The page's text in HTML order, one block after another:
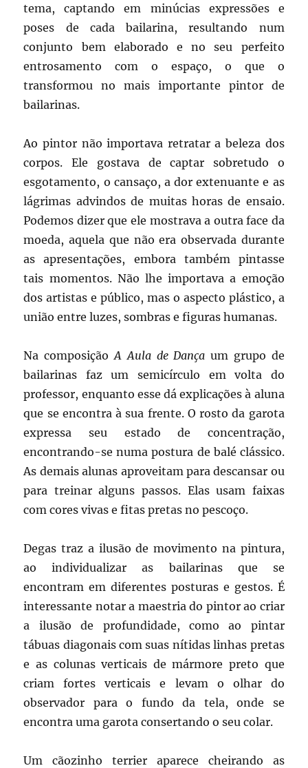
tema, captando em minúcias expressões e
poses de cada bailarina, resultando num
conjunto bem elaborado e no seu perfeito
entrosamento com o espaço, o que o
transformou no mais importante pintor de
bailarinas.
Ao pintor não importava retratar a beleza dos
corpos. Ele gostava de captar sobretudo o
esgotamento, o cansaço, a dor extenuante e as
lágrimas advindos de muitas horas de ensaio.
Podemos dizer que ele mostrava a outra face da
moeda, aquela que não era observada durante
as apresentações, embora também pintasse
tais momentos. Não lhe importava a emoção
dos artistas e público, mas o aspecto plástico, a
união entre luzes, sombras e figuras humanas.
Na composição A Aula de Dança um grupo de
bailarinas faz um semicírculo em volta do
professor, enquanto esse dá explicações à aluna
que se encontra à sua frente. O rosto da garota
expressa seu estado de concentração,
encontrando-se numa postura de balé clássico.
As demais alunas aproveitam para descansar ou
para treinar alguns passos. Elas usam faixas
com cores vivas e fitas pretas no pescoço.
Degas traz a ilusão de movimento na pintura,
ao individualizar as bailarinas que se
encontram em diferentes posturas e gestos. É
interessante notar a maestria do pintor ao criar
a ilusão de profundidade, como ao pintar
tábuas diagonais com suas nítidas linhas pretas
e as colunas verticais de mármore preto que
criam fortes verticais e levam o olhar do
observador para o fundo da tela, onde se
encontra uma garota consertando o seu colar.
Um cãozinho terrier aparece cheirando as